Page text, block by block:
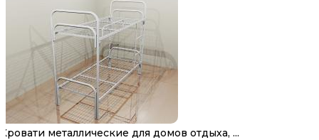
Кровати металлические для домов отдыха, ...